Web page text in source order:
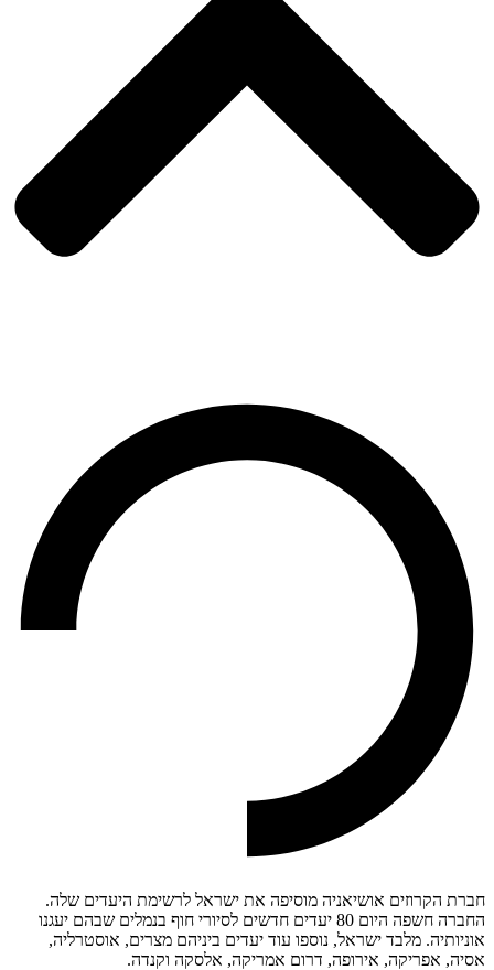
חברת הקרוזים אושיאניה מוסיפה את ישראל לרשימת היעדים שלה.
החברה חשפה היום 80 יעדים חדשים לסיורי חוף בנמלים שבהם יעגנו
אוניותיה. מלבד ישראל, נוספו עוד יעדים ביניהם מצרים, אוסטרליה,
אסיה, אפריקה, אירופה, דרום אמריקה, אלסקה וקנדה.